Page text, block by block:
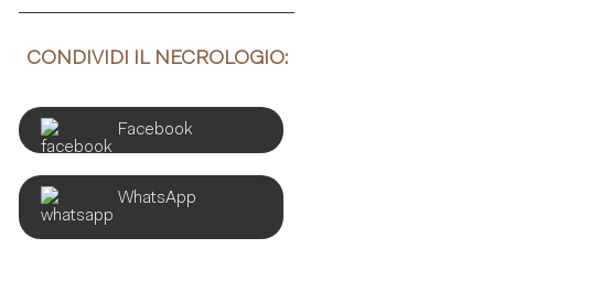
CONDIVIDI IL NECROLOGIO:
Facebook
WhatsApp